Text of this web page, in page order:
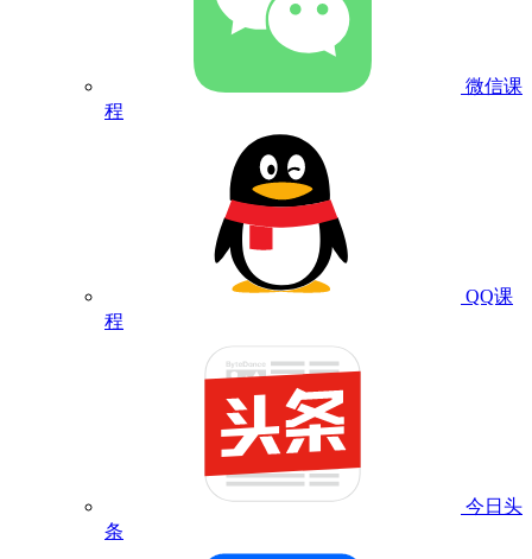
微信课
程
QQ课
程
今日头
条